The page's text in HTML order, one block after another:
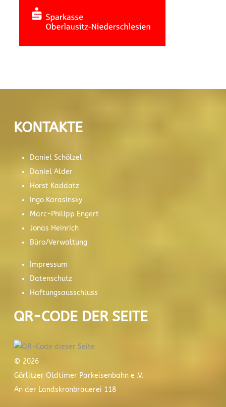
KONTAKTE
Daniel Schölzel
Daniel Alder
Horst Kaddatz
Ingo Karasinsky
Marc-Philipp Engert
Jonas Heinrich
Büro/Verwaltung
Impressum
Datenschutz
Haftungsausschluss
QR-CODE DER SEITE
© 2026
Görlitzer Oldtimer Parkeisenbahn e .V.
An der Landskronbrauerei 118